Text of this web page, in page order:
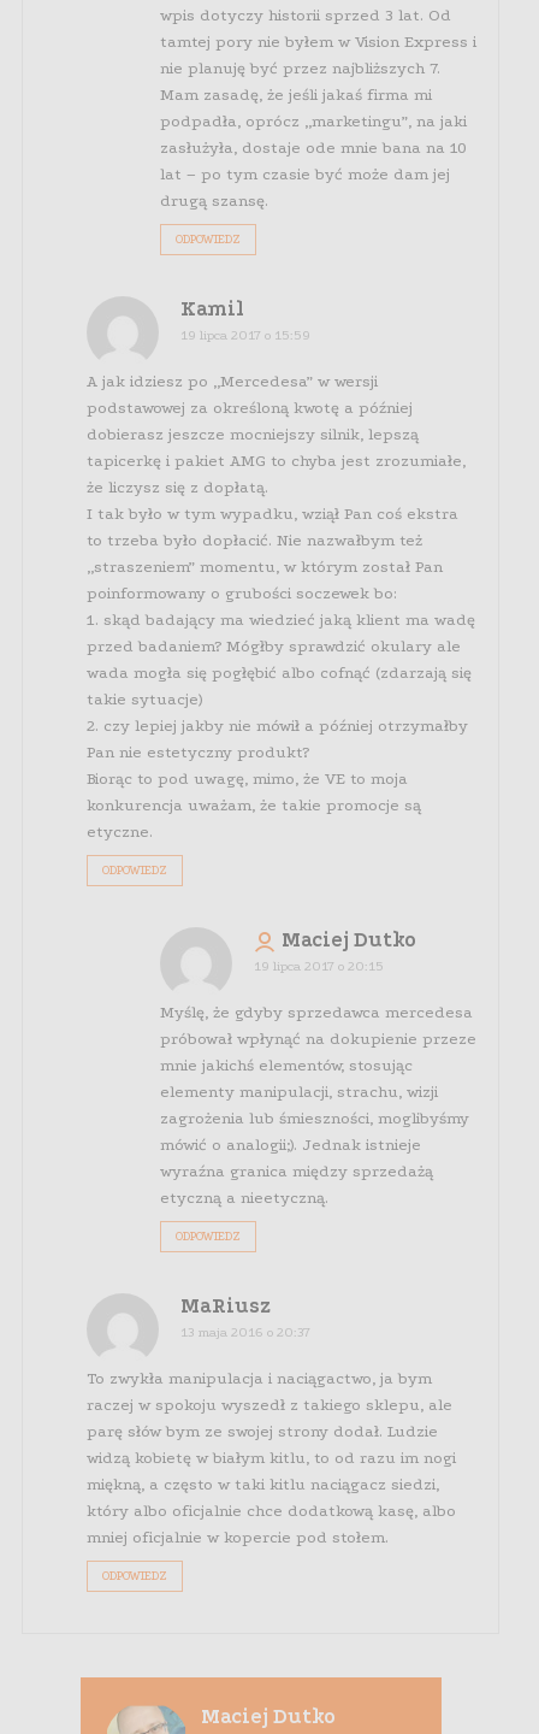
wpis dotyczy historii sprzed 3 lat. Od
tamtej pory nie byłem w Vision Express i
nie planuję być przez najbliższych 7.
Mam zasadę, że jeśli jakaś firma mi
podpadła, oprócz „marketingu”, na jaki
zasłużyła, dostaje ode mnie bana na 10
lat – po tym czasie być może dam jej
drugą szansę.
ODPOWIEDZ
Kamil
19 lipca 2017 o 15:59
A jak idziesz po „Mercedesa” w wersji
podstawowej za określoną kwotę a później
dobierasz jeszcze mocniejszy silnik, lepszą
tapicerkę i pakiet AMG to chyba jest zrozumiałe,
że liczysz się z dopłatą.
I tak było w tym wypadku, wziął Pan coś ekstra
to trzeba było dopłacić. Nie nazwałbym też
„straszeniem” momentu, w którym został Pan
poinformowany o grubości soczewek bo:
1. skąd badający ma wiedzieć jaką klient ma wadę
przed badaniem? Mógłby sprawdzić okulary ale
wada mogła się pogłębić albo cofnąć (zdarzają się
takie sytuacje)
2. czy lepiej jakby nie mówił a później otrzymałby
Pan nie estetyczny produkt?
Biorąc to pod uwagę, mimo, że VE to moja
konkurencja uważam, że takie promocje są
etyczne.
ODPOWIEDZ
Maciej Dutko
19 lipca 2017 o 20:15
Myślę, że gdyby sprzedawca mercedesa
próbował wpłynąć na dokupienie przeze
mnie jakichś elementów, stosując
elementy manipulacji, strachu, wizji
zagrożenia lub śmieszności, moglibyśmy
mówić o analogii;). Jednak istnieje
wyraźna granica między sprzedażą
etyczną a nieetyczną.
ODPOWIEDZ
MaRiusz
13 maja 2016 o 20:37
To zwykła manipulacja i naciągactwo, ja bym
raczej w spokoju wyszedł z takiego sklepu, ale
parę słów bym ze swojej strony dodał. Ludzie
widzą kobietę w białym kitlu, to od razu im nogi
miękną, a często w taki kitlu naciągacz siedzi,
który albo oficjalnie chce dodatkową kasę, albo
mniej oficjalnie w kopercie pod stołem.
ODPOWIEDZ
Maciej Dutko